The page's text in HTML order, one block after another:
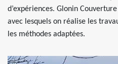
d’expériences. Glonin
avec lesquels on réalise les
les méthodes adaptées.